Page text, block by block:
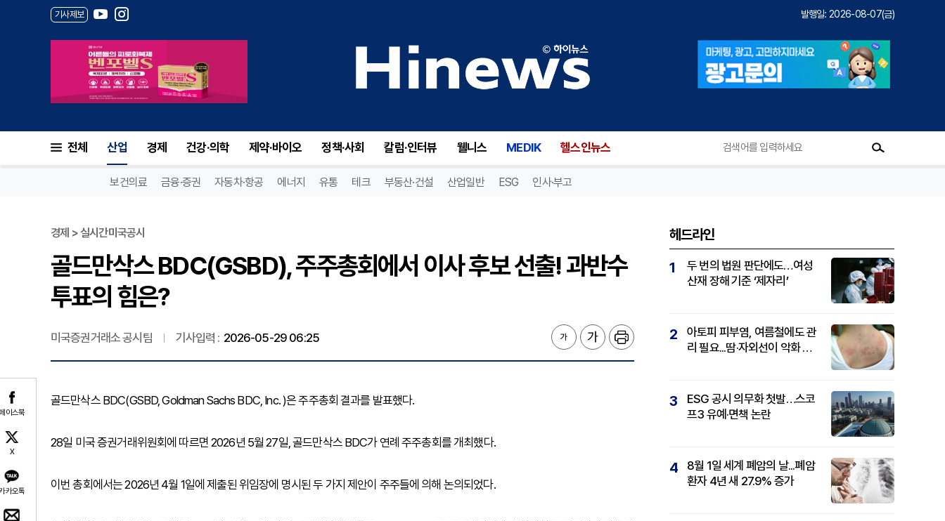
기사제보 발행일: 2026-08-07(금)
전체 산업 경제 건강·의학 제약·바이오 정책·사회 칼럼·인터뷰 웰니스 MEDIK 헬스인뉴스
보건의료 금융·증권 자동차·항공 에너지 유통 테크 부동산·건설 산업일반 ESG 인사·부고
이스북
X
카오톡
경제 > 실시간미국공시
골드만삭스 BDC(GSBD), 주주총회에서 이사 후보 선출! 과반수
투표의 힘은?
미국증권거래소 공시팀 기사입력 : 2026-05-29 06:25
골드만삭스 BDC(GSBD, Goldman Sachs BDC, Inc. )은 주주총회 결과를 발표했다.
28일 미국 증권거래위원회에 따르면 2026년 5월 27일, 골드만삭스 BDC가 연례 주주총회를 개최했다.
이번 총회에서는 2026년 4월 1일에 제출된 위임장에 명시된 두 가지 제안이 주주들에 의해 논의되었다.
헤드라인
1
두 번의 법원 판단에도…여성
산재 장해 기준 ‘제자리’
2
아토피 피부염, 여름철에도 관
리 필요...땀·자외선이 악화 요
3
ESG 공시 의무화 첫발…스코
프3 유예·면책 논란
4
8월 1일 세계 폐암의 날...폐암
환자 4년 새 27.9% 증가